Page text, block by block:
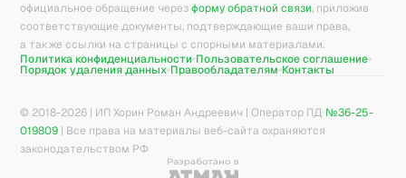
официальное обращение через форму обратной связи, приложив
соответствующие документы, подтверждающие ваши права,
а также ссылки на страницы с спорными материалами.
Политика конфиденциальности Пользовательское соглашение
Порядок удаления данных Правообладателям Контакты
© 2018-2026 | ИП Хорин Роман Андреевич | Оператор ПД №36-25-
019809 | Все права на материалы веб-сайта охраняются
законодательством РФ